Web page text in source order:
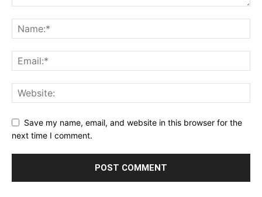
Save my name, email, and website in this browser for the
next time I comment.